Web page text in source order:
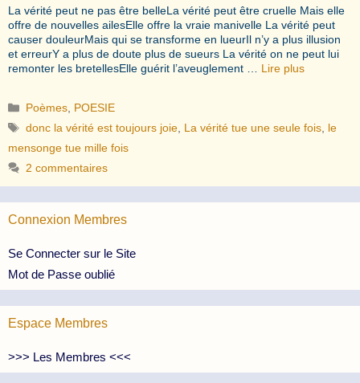
La vérité peut ne pas être belleLa vérité peut être cruelle Mais elle
offre de nouvelles ailesElle offre la vraie manivelle La vérité peut
causer douleurMais qui se transforme en lueurIl n’y a plus illusion
et erreurY a plus de doute plus de sueurs La vérité on ne peut lui
remonter les bretellesElle guérit l’aveuglement … Lire plus
Catégories
Poèmes POESIE
Étiquettes
donc la vérité est toujours joie La vérité tue une seule fois le
mensonge tue mille fois
2 commentaires
Connexion Membres
Se Connecter sur le Site
Mot de Passe oublié
Espace Membres
>>> Les Membres <<<